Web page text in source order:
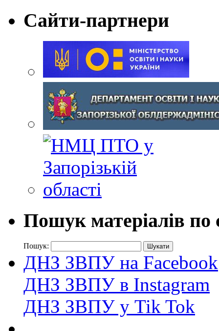
Сайти-партнери
Пошук матеріалів по
Пошук:
ДНЗ ЗВПУ на Facebook
ДНЗ ЗВПУ в Instagram
ДНЗ ЗВПУ у Tik Tok